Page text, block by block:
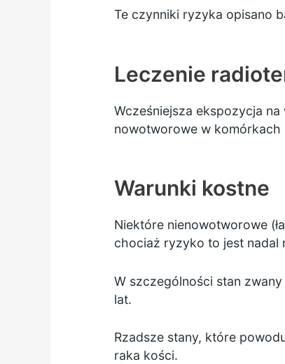
Te czynniki ryzyka opisano
Leczenie
Wcześniejsza ekspozycja
nowotworowe w komórkach
Warunki kostne
Niektóre nienowotworowe
chociaż ryzyko to jest nadal
W szczególności stan zwany
lat.
Rzadsze stany, które
raka kości.